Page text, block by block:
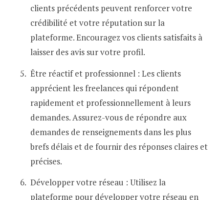
clients précédents peuvent renforcer votre
crédibilité et votre réputation sur la
plateforme. Encouragez vos clients satisfaits à
laisser des avis sur votre profil.
Être réactif et professionnel : Les clients
apprécient les freelances qui répondent
rapidement et professionnellement à leurs
demandes. Assurez-vous de répondre aux
demandes de renseignements dans les plus
brefs délais et de fournir des réponses claires et
précises.
Développer votre réseau : Utilisez la
plateforme pour développer votre réseau en